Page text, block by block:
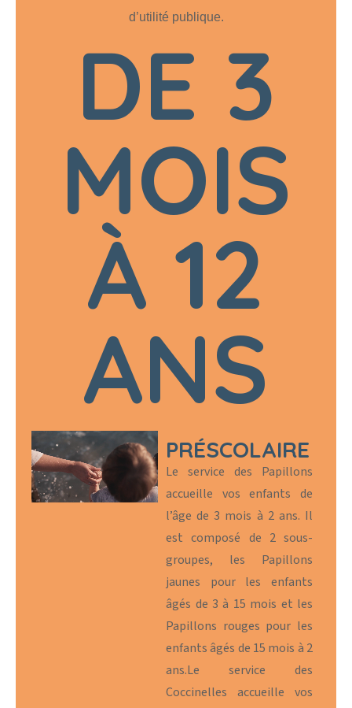
d’utilité publique.
DE 3
MOIS
À 12
ANS
PRÉSCOLAIRE
Le service des Papillons
accueille vos enfants de
l’âge de 3 mois à 2 ans. Il
est composé de 2 sous-
groupes, les Papillons
jaunes pour les enfants
âgés de 3 à 15 mois et les
Papillons rouges pour les
enfants âgés de 15 mois à 2
ans.Le service des
Coccinelles accueille vos